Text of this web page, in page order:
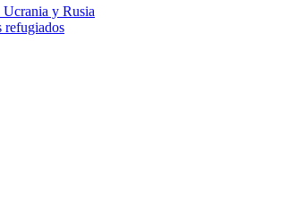
Ucrania y Rusia
refugiados